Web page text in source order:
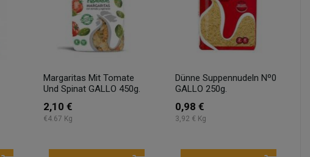
Margaritas Mit Tomate
Und Spinat GALLO 450g.
2,10 €
€4.67 Kg
Dünne Suppennudeln Nº0
GALLO 250g.
0,98 €
3,92 € Kg